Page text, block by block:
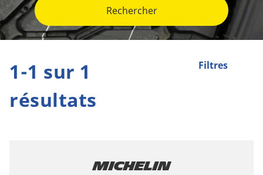
Rechercher
Filtres
1-1 sur 1
résultats
Michelin